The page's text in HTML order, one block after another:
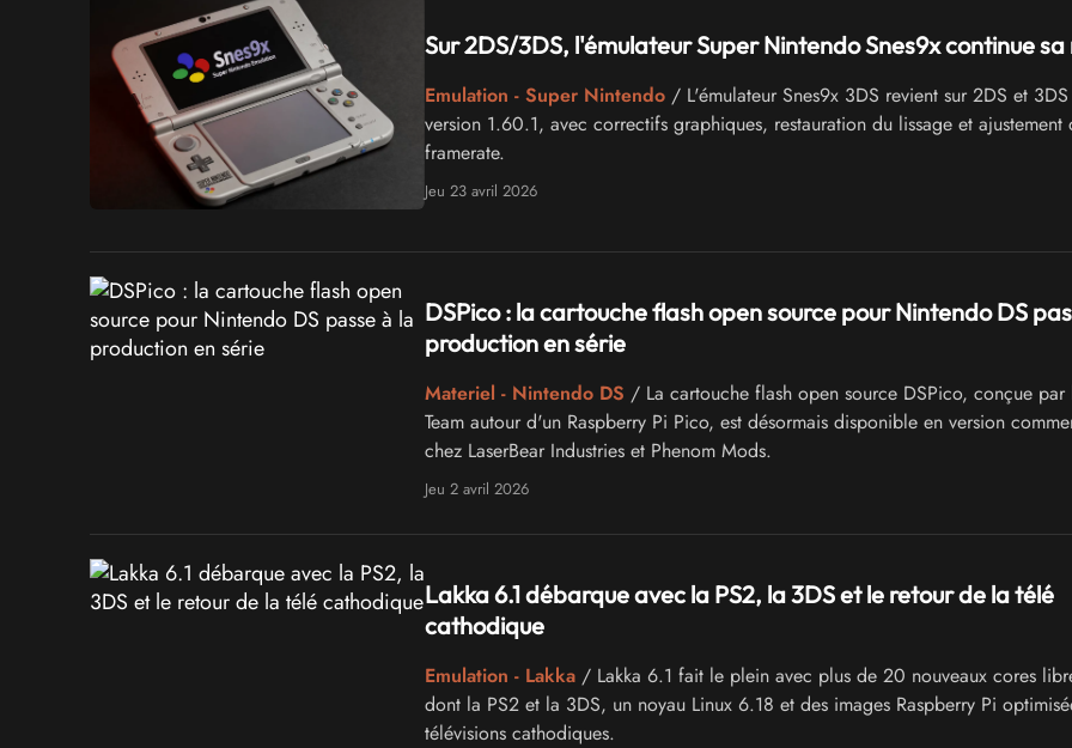
Sur 2DS/3DS, l'émulateur Super Nintendo Snes9x continue sa
Emulation - Super Nintendo/ L'émulateur Snes9x 3DS revient sur 2DS et
version 1.60.1, avec correctifs graphiques, restauration du lissage et ajustement
framerate.
Jeu 23 avril 2026
DSPico : la cartouche flash open source pour Nintendo DS
production en série
Materiel - Nintendo DS / La cartouche flash open source DSPico, conçue par
Team autour d'un Raspberry Pi Pico, est désormais disponible en version
chez LaserBear Industries et Phenom Mods.
Jeu 2 avril 2026
Lakka 6.1 débarque avec la PS2, la 3DS et le retour de la télé
cathodique
Emulation - Lakka/ Lakka 6.1 fait le plein avec plus de 20 nouveaux cores
dont la PS2 et la 3DS, un noyau Linux 6.18 et des images Raspberry Pi
télévisions cathodiques.